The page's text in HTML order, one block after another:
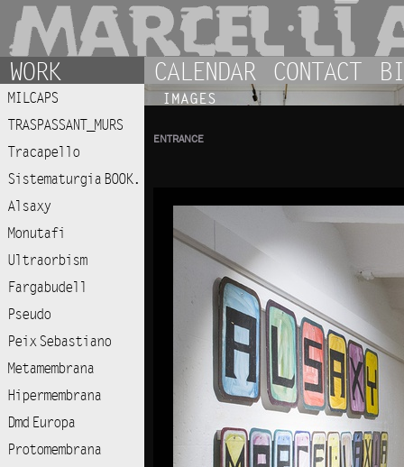
WORK
MILCAPS
TRASPASSANT_MURS
Tracapello
Sistematurgia BOOK.
Alsaxy
Monutafi
Ultraorbism
Fargabudell
Pseudo
Peix Sebastiano
Metamembrana
Hipermembrana
Dmd Europa
Protomembrana
CALENDAR CONTACT
IMAGES
ENTRANCE